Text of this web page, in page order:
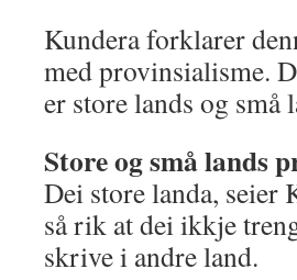
Kundera forklarer
med provinsialisme.
er store lands og
Store og små lands
Dei store landa, seier
så rik at dei ikkje
skrive i andre land.